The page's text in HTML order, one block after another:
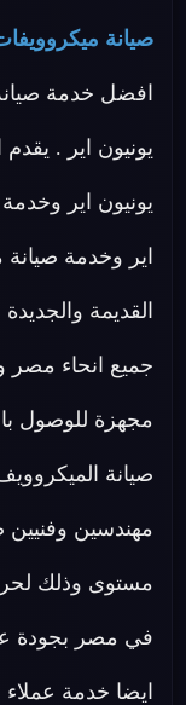
صيانة
افضل خدمة
يونيون اير .
يونيون اير
اير وخدمة
القديمة
جميع انحاء مصر
مجهزة للوصول
صيانة
مهندسين
مستوى وذلك
في مصر بجودة
ايضا خدمة